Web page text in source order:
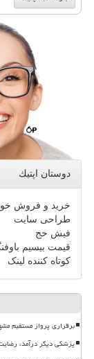
دوستان اپتیك
خرید و فروش
طراحی سایت
فیش حج
قیمت بیسیم
کوتاه کننده لینک
برقراری پرواز مستقیم
پزشکی دیگر درآمد،